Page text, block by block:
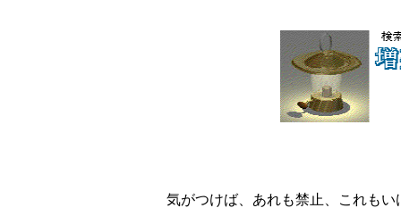
気がつけば、あれも禁止、これも